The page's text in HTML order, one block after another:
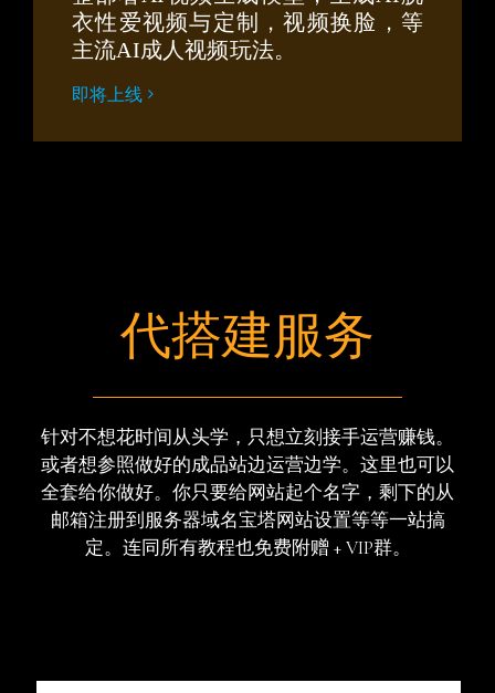
衣性爱视频与定制，视频换脸，等
主流AI成人视频玩法。
即将上线
代搭建服务
针对不想花时间从头学，只想立刻接手运营赚钱。
或者想参照做好的成品站边运营边学。这里也可以
全套给你做好。你只要给网站起个名字，剩下的从
邮箱注册到服务器域名宝塔网站设置等等一站搞
定。连同所有教程也免费附赠 + VIP群。